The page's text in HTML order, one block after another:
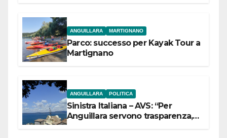
ANGUILLARA MARTIGNANO
Parco: successo per Kayak Tour a
Martignano
ANGUILLARA POLITICA
Sinistra Italiana – AVS: “Per
Anguillara servono trasparenza,